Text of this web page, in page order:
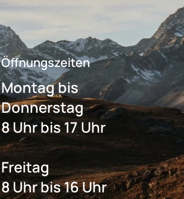
Öffnungszeiten
Montag bis
Donnerstag
8 Uhr bis 17 Uhr
Freitag
8 Uhr bis 16 Uhr